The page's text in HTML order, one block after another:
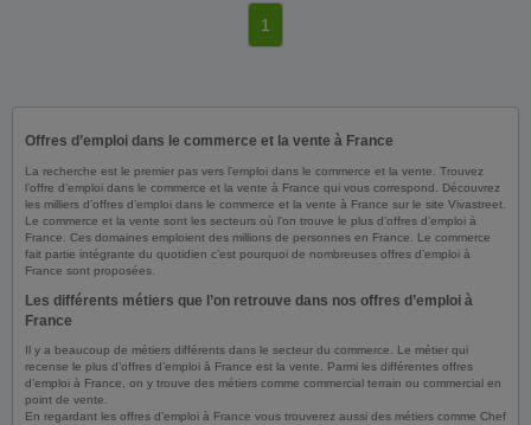
1
Offres d’emploi dans le commerce et la vente à France
La recherche est le premier pas vers l’emploi dans le commerce et la vente. Trouvez
l’offre d’emploi dans le commerce et la vente à France qui vous correspond. Découvrez
les milliers d’offres d’emploi dans le commerce et la vente à France sur le site Vivastreet.
Le commerce et la vente sont les secteurs où l'on trouve le plus d’offres d’emploi à
France. Ces domaines emploient des millions de personnes en France. Le commerce
fait partie intégrante du quotidien c’est pourquoi de nombreuses offres d’emploi à
France sont proposées.
Les différents métiers que l’on retrouve dans nos offres d’emploi à
France
Il y a beaucoup de métiers différents dans le secteur du commerce. Le métier qui
recense le plus d’offres d’emploi à France est la vente. Parmi les différentes offres
d’emploi à France, on y trouve des métiers comme commercial terrain ou commercial en
point de vente.
En regardant les offres d’emploi à France vous trouverez aussi des métiers comme Chef